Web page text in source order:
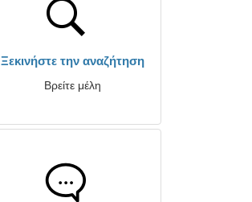
Ξεκινήστε την αναζήτηση
Βρείτε μέλη